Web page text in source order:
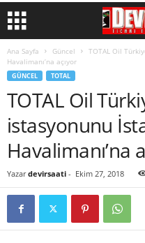
Ana Sayfa Güncel
TOTAL Oil
Havalimanı’na açıyor
GÜNCEL TOTAL
TOTAL Oil
istasyonunu
Havalimanı’na
Yazar devirsaati - Ekim 27, 2018